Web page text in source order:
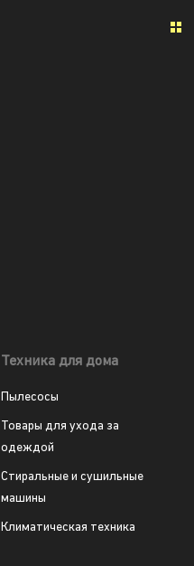
Техника для дома
Пылесосы
Товары для ухода за
одеждой
Стиральные и сушильные
машины
Климатическая техника